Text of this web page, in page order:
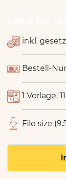
inkl.
Bestell-
1 Vorlage,
File size